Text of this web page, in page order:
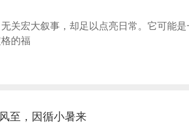
关宏大叙事，却足以点亮日常。它可能
的福
至，因循小暑来